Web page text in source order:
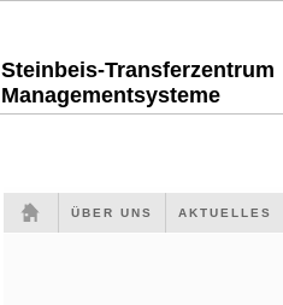
Steinbeis-Transferzentrum
Managementsysteme
ÜBER UNS AKTUELLES